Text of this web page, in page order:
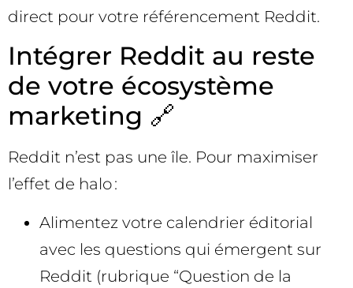
direct pour votre référencement Reddit.
Intégrer Reddit au reste
de votre écosystème
marketing 🔗
Reddit n’est pas une île. Pour maximiser
l’effet de halo :
Alimentez votre calendrier éditorial
avec les questions qui émergent sur
Reddit (rubrique “Question de la